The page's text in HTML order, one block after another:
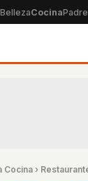
BellezaCocina
Cocina›